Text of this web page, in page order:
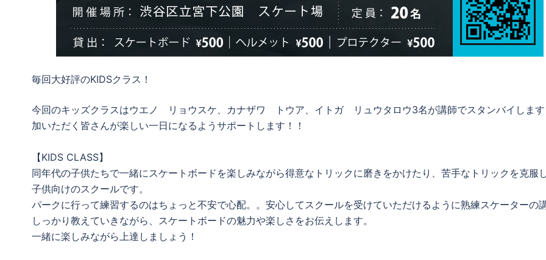
毎回大好評のKIDSクラス！
今回のキッズクラスはウエノ リョウスケ、カナザワ トウア、イトガ リュウタロウ3名が講師でスタンバイしま
加いただく皆さんが楽しい一日になるようサポートします！！
【KIDS CLASS】
同年代の子供たちで一緒にスケートボードを楽しみながら得意なトリックに磨きをかけたり、苦手なトリックを克服
子供向けのスクールです。
パークに行って練習するのはちょっと不安で心配。。安心してスクールを受けていただけるように熟練スケーターの
しっかり教えていきながら、スケートボードの魅力や楽しさをお伝えします。
一緒に楽しみながら上達しましょう！